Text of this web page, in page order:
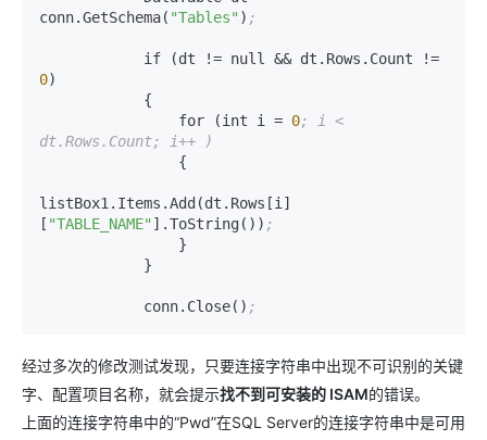
conn.GetSchema( "Tables" ) ;
0)
                for (int i =
0; i <
dt.Rows.Count; i++ )
listBox1.Items.Add(dt.Rows[i]
[ "TABLE_NAME" ].ToString()) ;
            conn.Close()
;
经过多次的修改测试发现，只要连接字符串中出现不可识别的关键
字、配置项目名称，就会提示找不到可安装的 ISAM的错误。
上面的连接字符串中的“Pwd”在SQL Server的连接字符串中是可用